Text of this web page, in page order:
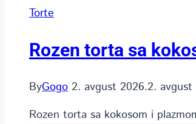
Torte
Rozen torta sa
ByGogo 2. avgust 2026.2. avgust
Rozen torta sa kokosom i